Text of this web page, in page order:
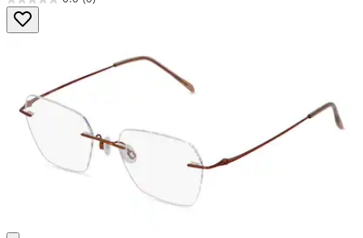
0.0
von
5